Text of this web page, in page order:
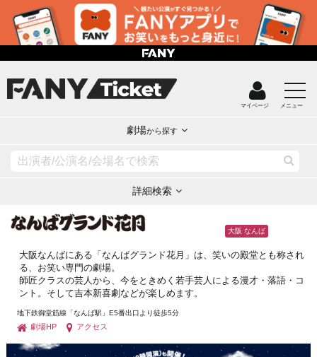
マイページ メニュー
劇場から探す
詳細検索
大阪 なんば
大阪なんばにある「なんばグランド花月」は、笑いの殿堂とも称され
る、お笑い専門の劇場。
師匠クラスの芸人から、今をときめく若手芸人による漫才・落語・コ
ント。そして吉本新喜劇などが楽しめます。
地下鉄御堂筋線「なんば駅」E5番出口より徒歩5分
劇場HP アクセス